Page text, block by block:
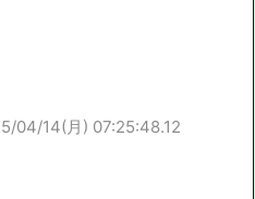
04/14(月) 07:25:48.12